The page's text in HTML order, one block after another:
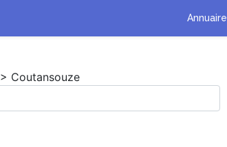
Annuaire
> Coutansouze